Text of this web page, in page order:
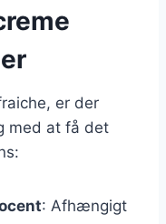
er der
med at få det
: Afhængigt